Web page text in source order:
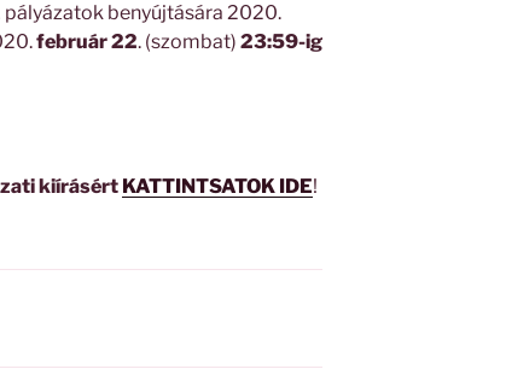
pályázatok benyújtására 2020.
február 22. (szombat) 23:59-ig
kiírásért KATTINTSATOK IDE!